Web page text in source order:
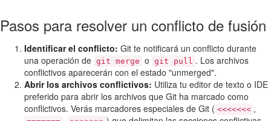
Pasos para resolver un conflicto de fusión
Identificar el conflicto: Git te notificará un conflicto durante
una operación de git merge o git pull . Los archivos
conflictivos aparecerán con el estado "unmerged".
Abrir los archivos conflictivos: Utiliza tu editor de texto o IDE
preferido para abrir los archivos que Git ha marcado como
conflictivos. Verás marcadores especiales de Git ( <<<<<<< ,